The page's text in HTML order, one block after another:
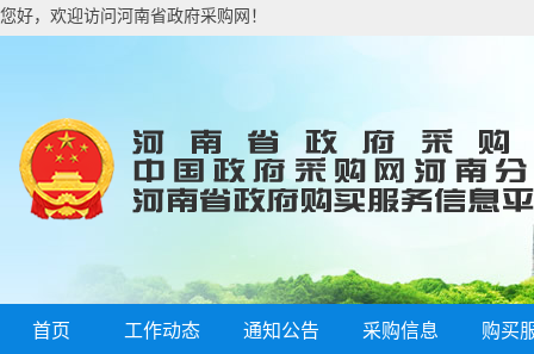
您好，欢迎访问河南省政府采购网！
首页 工作动态 通知公告 采购信息 购买